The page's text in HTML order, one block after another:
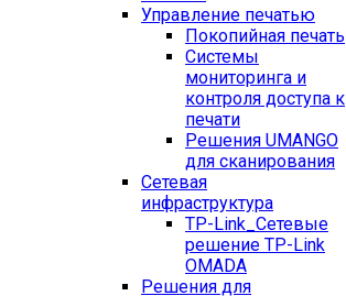
Управление печатью
Покопийная печать
Системы
мониторинга и
контроля доступа к
печати
Решения UMANGO
для сканирования
Сетевая
инфраструктура
TP-Link_ Сетевые
решение TP-Link
OMADA
Решения для